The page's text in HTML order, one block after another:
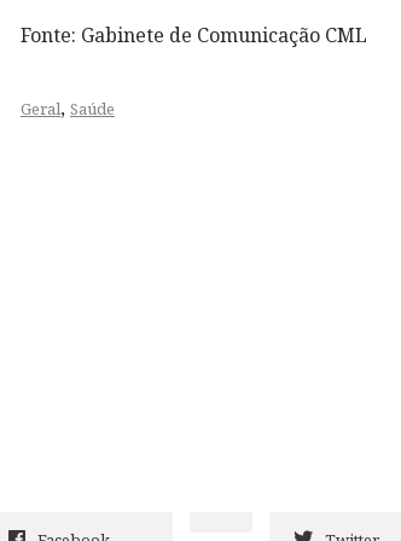
Fonte: Gabinete de Comunicação CML
Geral, Saúde